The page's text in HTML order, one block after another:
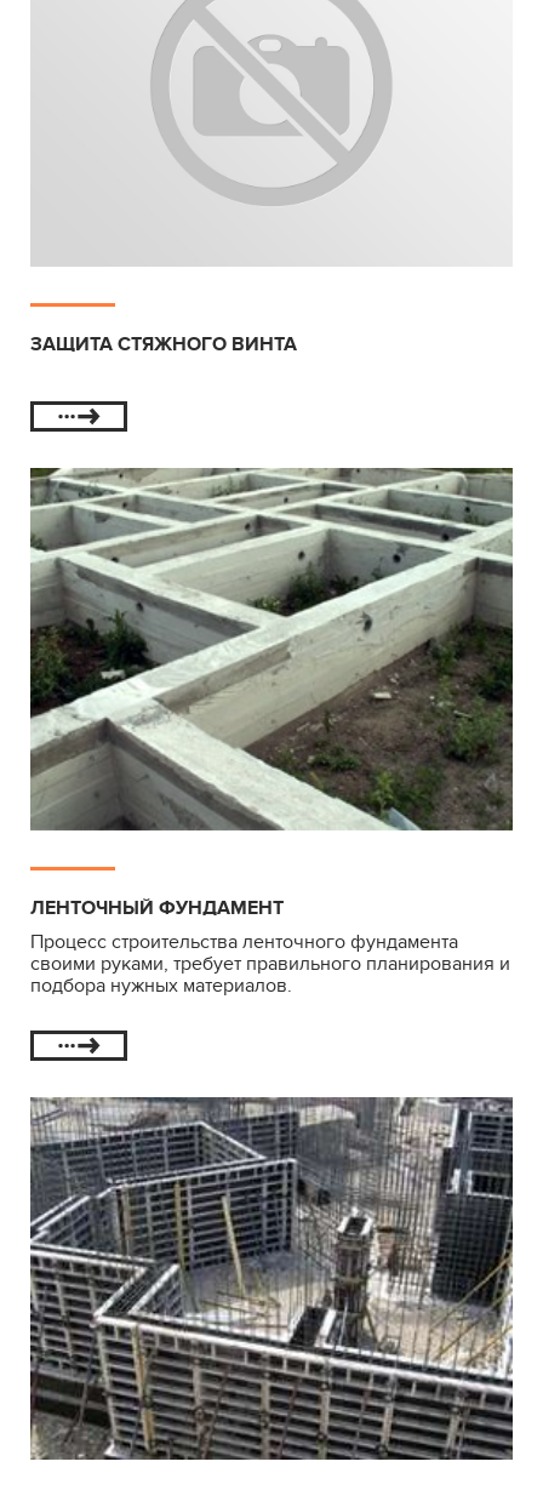
ЗАЩИТА СТЯЖНОГО ВИНТА
ЛЕНТОЧНЫЙ ФУНДАМЕНТ
Процесс строительства ленточного фундамента
своими руками, требует правильного планирования и
подбора нужных материалов.